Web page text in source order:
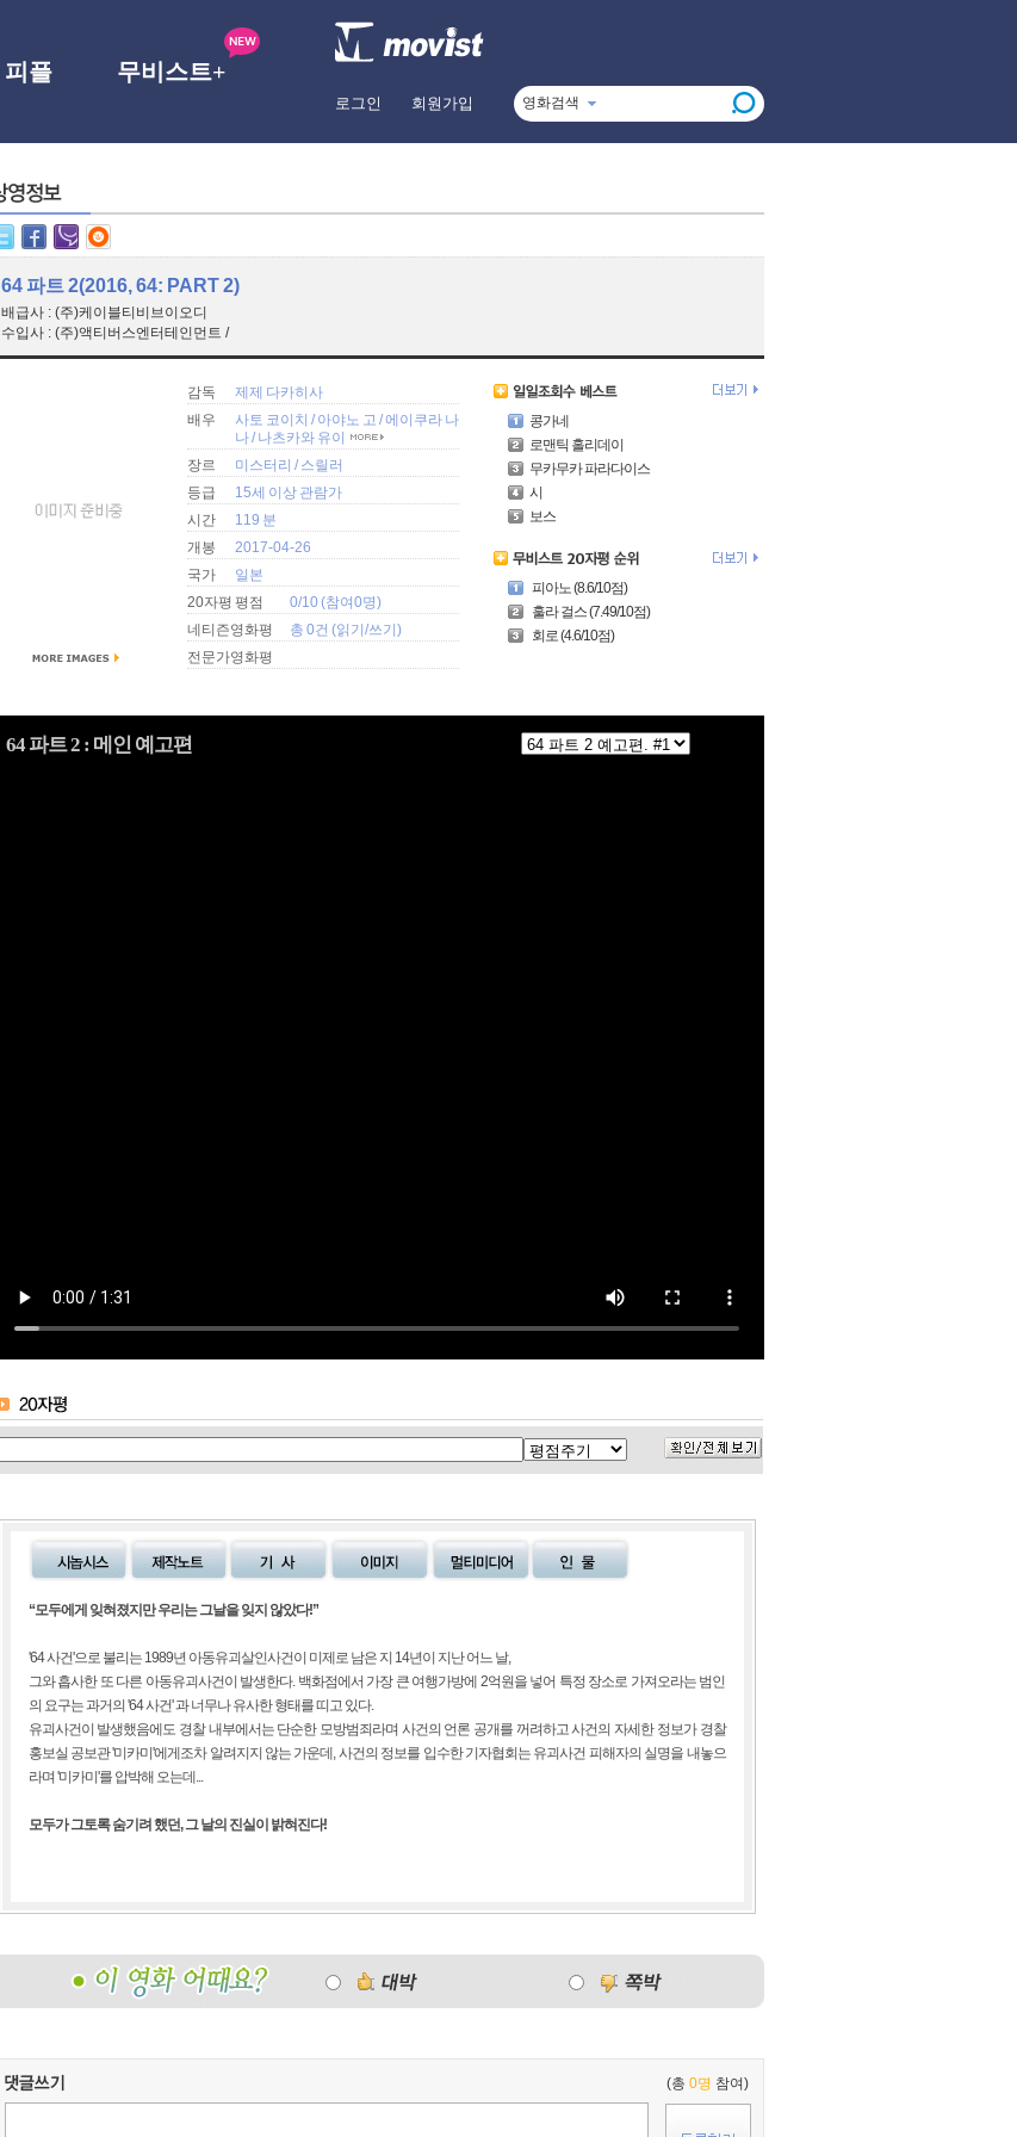
피플 무비스트+
로그인 회원가입 영화검색
64 파트 2(2016, 64: PART 2)
배급사 : (주)케이블티비브이오디
수입사 : (주)액티버스엔터테인먼트 /
감독
제제 다카히사
배우
사토 코이치 /아야노 고 /에이쿠라 나
나/나츠카와 유이
장르
미스터리 /스릴러
등급
15세 이상 관람가
시간
119 분
개봉
2017-04-26
국가
일본
20자평 평점
0/10 (참여0명)
네티즌영화평
총 0건 (읽기 /쓰기 )
전문가영화평
콩가네
로맨틱 홀리데이
무카무카 파라다이스
시
보스
피아노 (8.6/10점)
훌라 걸스 (7.49/10점)
회로 (4.6/10점)
64 파트 2 : 메인 예고편
“모두에게 잊혀졌지만 우리는 그날을 잊지 않았다!”
'64 사건'으로 불리는 1989년 아동유괴살인사건이 미제로 남은 지 14년이 지난 어느 날,
그와 흡사한 또 다른 아동유괴사건이 발생한다. 백화점에서 가장 큰 여행가방에 2억원을 넣어 특정 장소로 가져오라는 범인
의 요구는 과거의 '64 사건' 과 너무나 유사한 형태를 띠고 있다.
유괴사건이 발생했음에도 경찰 내부에서는 단순한 모방범죄라며 사건의 언론 공개를 꺼려하고 사건의 자세한 정보가 경찰
홍보실 공보관 '미카미'에게조차 알려지지 않는 가운데, 사건의 정보를 입수한 기자협회는 유괴사건 피해자의 실명을 내놓으
라며 '미카미'를 압박해 오는데...
모두가 그토록 숨기려 했던, 그 날의 진실이 밝혀진다!
(총 0명 참여)